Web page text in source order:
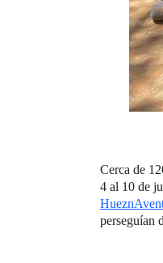
Cerca de
4 al 10 de
perseguían